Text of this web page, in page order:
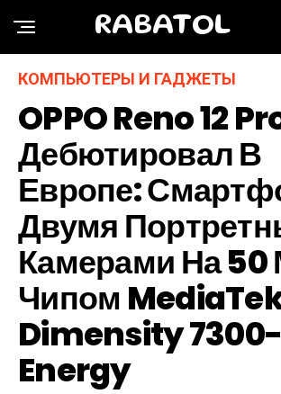
RABATOL
КОМПЬЮТЕРЫ И ГАДЖЕТЫ
OPPO Reno 12
Дебютировал В
Европе:
Двумя
Камерами На
Чипом
Dimensity 7300-
Energy